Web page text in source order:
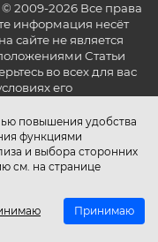
повышения удобства
функциями
и выбора сторонних
см. на странице
Принимаю
2009-2026 Все права
информация несёт
сайте не является
Статьи
во всех для вас
его